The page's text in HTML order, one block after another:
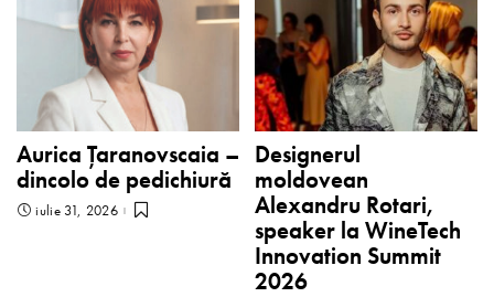
Aurica Țaranovscaia –
dincolo de pedichiură
iulie 31, 2026
Designerul
moldovean
Alexandru Rotari,
speaker la WineTech
Innovation Summit
2026